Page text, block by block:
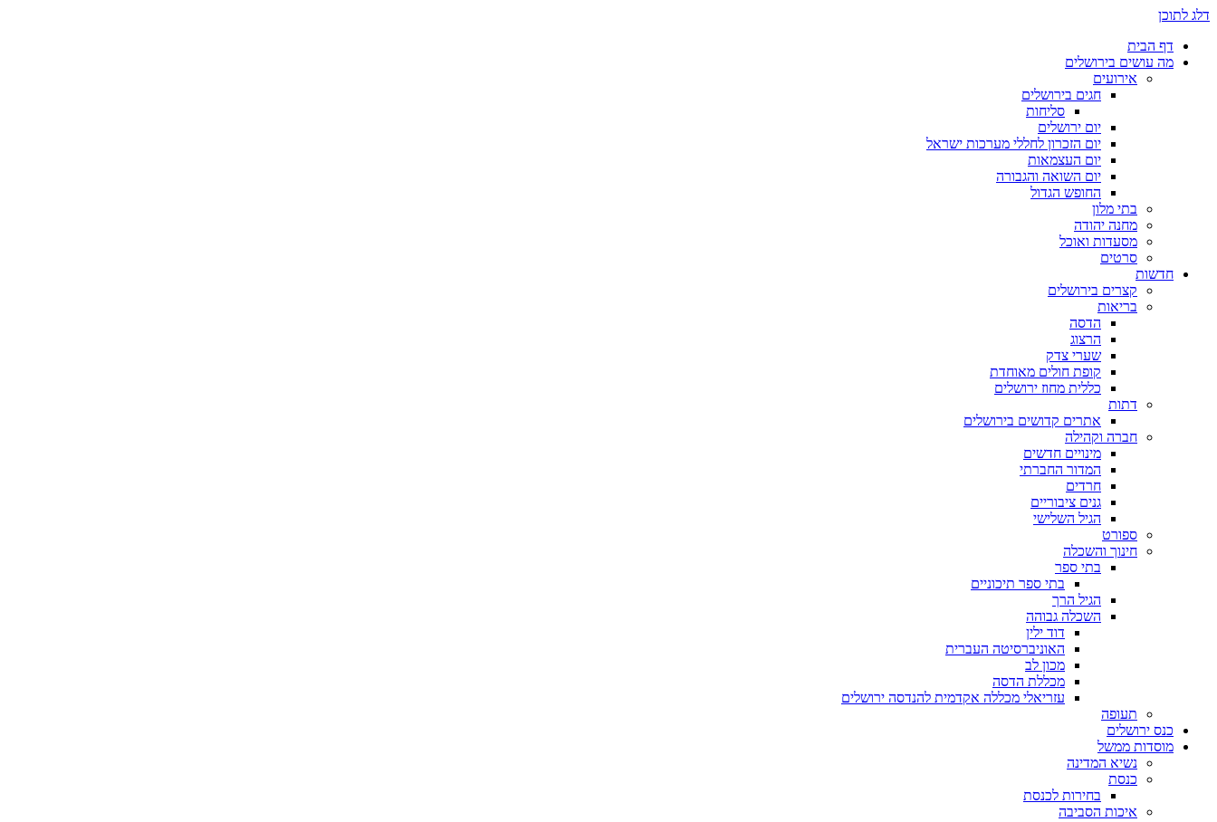
דלג לתוכן
דף הבית
מה עושים בירושלים
אירועים
חגים בירושלים
סליחות
יום ירושלים
יום הזכרון לחללי מערכות ישראל
יום העצמאות
יום השואה והגבורה
החופש הגדול
בתי מלון
מחנה יהודה
מסעדות ואוכל
סרטים
חדשות
קצרים בירושלים
בריאות
הדסה
הרצוג
שערי צדק
קופת חולים מאוחדת
כללית מחוז ירושלים
דתות
אתרים קדושים בירושלים
חברה וקהילה
מינויים חדשים
המדור החברתי
חרדים
גנים ציבוריים
הגיל השלישי
ספורט
חינוך והשכלה
בתי ספר
בתי ספר תיכוניים
הגיל הרך
השכלה גבוהה
דוד ילין
האוניברסיטה העברית
מכון לב
מכללת הדסה
עזריאלי מכללה אקדמית להנדסה ירושלים
תעופה
כנס ירושלים
מוסדות ממשל
נשיא המדינה
כנסת
בחירות לכנסת
איכות הסביבה